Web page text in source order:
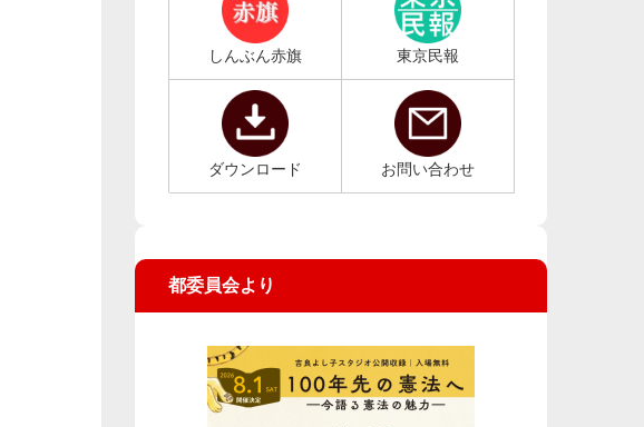
しんぶん赤旗 東京民報
ダウンロード お問い合わせ
都委員会より